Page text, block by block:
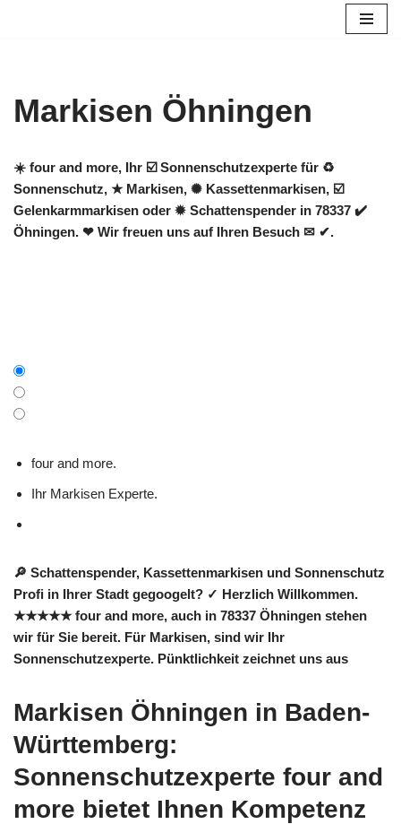
Markisen Öhningen
☀️ four and more, Ihr ☑️ Sonnenschutzexperte für ♻
Sonnenschutz, ★ Markisen, ✺ Kassettenmarkisen, ☑️
Gelenkarmmarkisen oder ✹ Schattenspender in 78337 ✔️
Öhningen. ❤ Wir freuen uns auf Ihren Besuch ✉ ✔.
four and more.
Ihr Markisen Experte.
🔎 Schattenspender, Kassettenmarkisen und Sonnenschutz
Profi in Ihrer Stadt gegoogelt? ✓ Herzlich Willkommen.
★★★★★ four and more, auch in 78337 Öhningen stehen
wir für Sie bereit. Für Markisen, sind wir Ihr
Sonnenschutzexperte. Pünktlichkeit zeichnet uns aus
Markisen Öhningen in Baden-
Württemberg:
Sonnenschutzexperte four and
more bietet Ihnen Kompetenz